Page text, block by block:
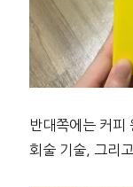
반대쪽에는 커피
회술 기술, 그리